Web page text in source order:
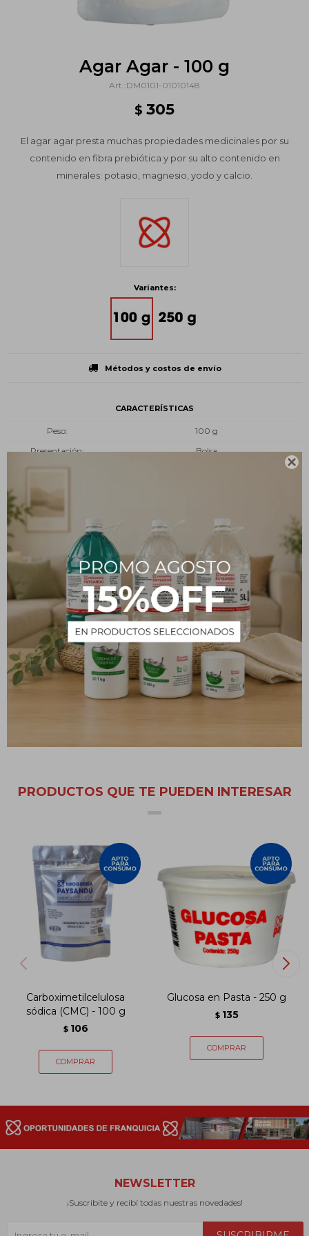

Agar Agar - 100 g
DM0101-01010148
$ 305
El agar agar presta muchas propiedades medicinales por su
contenido en fibra prebiótica y por su alto contenido en
minerales: potasio, magnesio, yodo y calcio.
Variantes:
Métodos y costos de envío
CARACTERÍSTICAS
Peso
100 g
Presentación
Bolsa
Estado
Descripción
El agar agar presta muchas propiedades medicinales por su
contenido en fibra prebiótica y por su alto contenido en
minerales: potasio, magnesio, yodo y calcio. También se utiliza
como ingredientes para gelatinas o espesar sopas.
Una cucharadita de agar agar en polvo puede espesar medio lito
de agua. Para el agar agar no forme una gelatina con grumos, se
PRODUCTOS QUE TE PUEDEN INTERESAR
Carboximetilcelulosa
sódica (CMC) - 100 g
$ 106
Glucosa en Pasta - 250 g
$ 135
NEWSLETTER
¡Suscribite y recibí todas nuestras novedades!